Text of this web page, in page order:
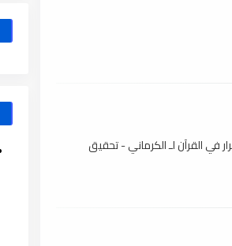
في القرآن لـ الكرماني - تحقيق